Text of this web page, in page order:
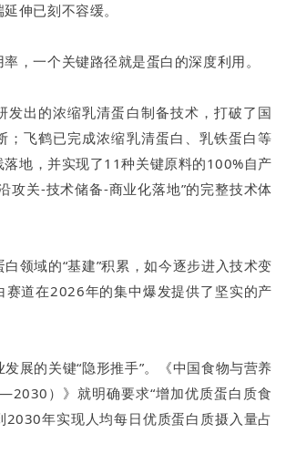
伸已刻不容缓。
，一个关键路径就是蛋白的深度利用。
发出的浓缩乳清蛋白制备技术，打破了国
；飞鹤已完成浓缩乳清蛋白、乳铁蛋白等
落地，并实现了11种关键原料的100%自产
攻关-技术储备-商业化落地”的完整技术体
领域的“基建”积累，如今逐步进入技术变
赛道在2026年的集中爆发提供了坚实的产
展的关键“隐形推手”。《中国食物与营养
）》就明确要求“增加优质蛋白质食
2030年实现人均每日优质蛋白质摄入量占